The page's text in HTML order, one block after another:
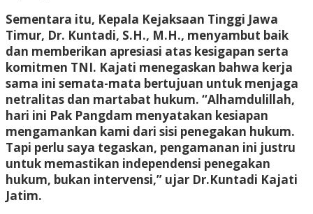
Sementara itu, Kepala Kejaksaan Tinggi Jawa
Timur, Dr. Kuntadi, S.H., M.H., menyambut baik
dan memberikan apresiasi atas kesigapan serta
komitmen TNI. Kajati menegaskan bahwa kerja
sama ini semata-mata bertujuan untuk menjaga
netralitas dan martabat hukum. “Alhamdulillah,
hari ini Pak Pangdam menyatakan kesiapan
mengamankan kami dari sisi penegakan hukum.
Tapi perlu saya tegaskan, pengamanan ini justru
untuk memastikan independensi penegakan
hukum, bukan intervensi,” ujar Dr.Kuntadi Kajati
Jatim.